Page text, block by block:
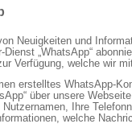
Neuigkeiten und
„WhatsApp“
Verfügung, welche wir
erstelltes WhatsApp-
über unsere
Ihre
welche